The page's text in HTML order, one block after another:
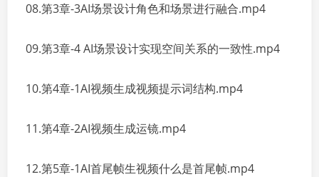
08.第3章-3AI场景设计角色和场景进行融合.mp4
09.第3章-4 AI场景设计实现空间关系的一致性.mp4
10.第4章-1AI视频生成视频提示词结构.mp4
11.第4章-2AI视频生成运镜.mp4
12.第5章-1AI首尾帧生视频什么是首尾帧.mp4